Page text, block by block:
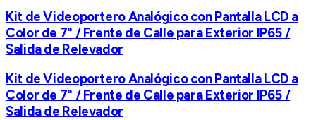
Kit de Videoportero Analógico con Pantalla LCD a
Color de 7" / Frente de Calle para Exterior IP65 /
Salida de Relevador
Kit de Videoportero Analógico con Pantalla LCD a
Color de 7" / Frente de Calle para Exterior IP65 /
Salida de Relevador